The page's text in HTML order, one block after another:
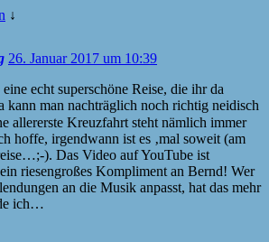
↓
26. Januar 2017 um 10:39
echt superschöne Reise, die ihr da
kann man nachträglich noch richtig neidisch
allererste Kreuzfahrt steht nämlich immer
hoffe, irgendwann ist es ‚mal soweit (am
). Das Video auf YouTube ist
riesengroßes Kompliment an Bernd! Wer
an die Musik anpasst, hat das mehr
ich…